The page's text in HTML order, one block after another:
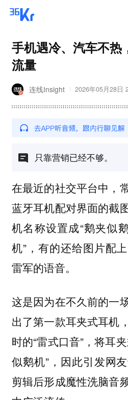
手机遇冷、汽车不热
流量
连线Insight 2026年05月28日
只靠营销已经不够。
在最近的社交平台中，
蓝牙耳机配对界面的截
机名称设置成“鹅夹似
机”，有的还给图片配
雷军的语音。
这是因为在不久前的一
出了第一款耳夹式耳机
时的“雷式口音”，将耳
似鹅机”，因此引发网
剪辑后形成魔性洗脑音